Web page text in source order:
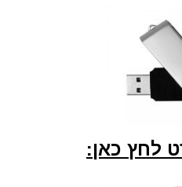
לחץ כאן: